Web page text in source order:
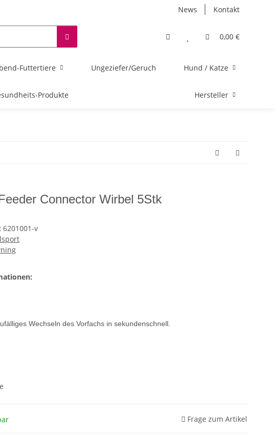
News Kontakt
0,00 €
Futtertiere Ungeziefer/Geruch Hund / Katze
Produkte Hersteller
Connector Wirbel 5Stk
6201001-v
Wechseln des Vorfachs in sekundenschnell.
Frage zum Artikel